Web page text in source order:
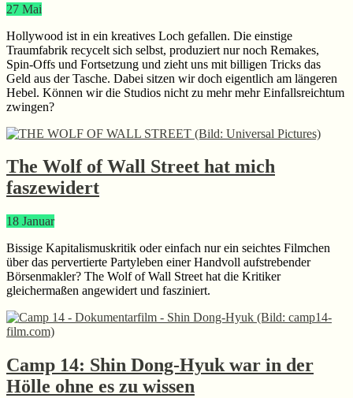
27 Mai
Hollywood ist in ein kreatives Loch gefallen. Die einstige
Traumfabrik recycelt sich selbst, produziert nur noch Remakes,
Spin-Offs und Fortsetzung und zieht uns mit billigen Tricks das
Geld aus der Tasche. Dabei sitzen wir doch eigentlich am längeren
Hebel. Können wir die Studios nicht zu mehr mehr Einfallsreichtum
zwingen?
The Wolf of Wall Street hat mich
faszewidert
18 Januar
Bissige Kapitalismuskritik oder einfach nur ein seichtes Filmchen
über das pervertierte Partyleben einer Handvoll aufstrebender
Börsenmakler? The Wolf of Wall Street hat die Kritiker
gleichermaßen angewidert und fasziniert.
Camp 14: Shin Dong-Hyuk war in der
Hölle ohne es zu wissen